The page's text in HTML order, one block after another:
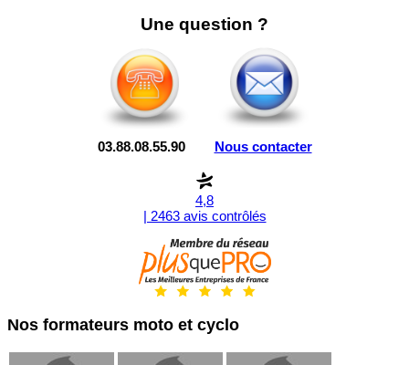
Une question ?
03.88.08.55.90 Nous contacter
4,8
| 2463 avis contrôlés
Nos formateurs moto et cyclo